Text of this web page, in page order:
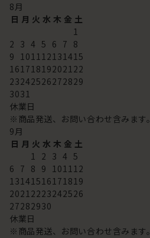
8月
日 月 火 水 木 金 土
1
2 3 4 5 6 7 8
9 101112131415
16171819202122
23242526272829
3031
休業日
※商品発送、お問い合わせ含みます。
9月
日 月 火 水 木 金 土
1 2 3 4 5
6 7 8 9 101112
13141516171819
20212223242526
27282930
休業日
※商品発送、お問い合わせ含みます。